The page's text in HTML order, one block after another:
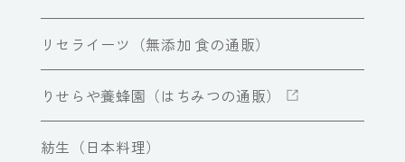
リセライーツ（無添加 食の通販）
りせらや養蜂園（はちみつの通販）
紡生（日本料理）